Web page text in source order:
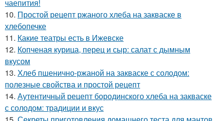
чаепития!
10. Простой рецепт ржаного хлеба на закваске в
хлебопечке
11. Какие театры есть в Ижевске
12. Копченая курица, перец и сыр: салат с дымным
вкусом
13. Хлеб пшенично-ржаной на закваске с солодом:
полезные свойства и простой рецепт
14. Аутентичный рецепт бородинского хлеба на закваске
с солодом: традиции и вкус